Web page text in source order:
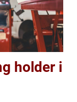
holder i